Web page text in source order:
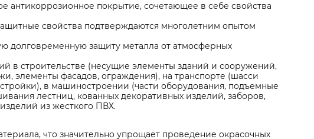
антикоррозионное покрытие, сочетающее в себе свойства
свойства подтверждаются многолетним опытом
долговременную защиту металла от атмосферных
в строительстве (несущие элементы зданий и сооружений,
элементы фасадов, ограждения), на транспорте (шасси
в машиностроении (части оборудования, подъемные
лестниц, кованных декоративных изделий, заборов,
из жесткого ПВХ.
что значительно упрощает проведение окрасочных